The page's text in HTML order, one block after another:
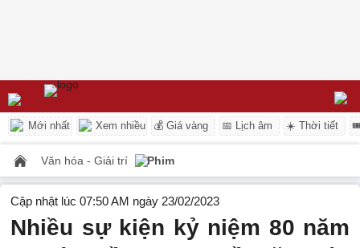
Mới nhất Xem nhiều 💰 Giá vàng 📅 Lịch âm ☀️ Thời tiết
Văn hóa - Giải trí Phim
Cập nhật lúc 07:50 AM ngày 23/02/2023
Nhiều sự kiện kỷ niệm 80 năm